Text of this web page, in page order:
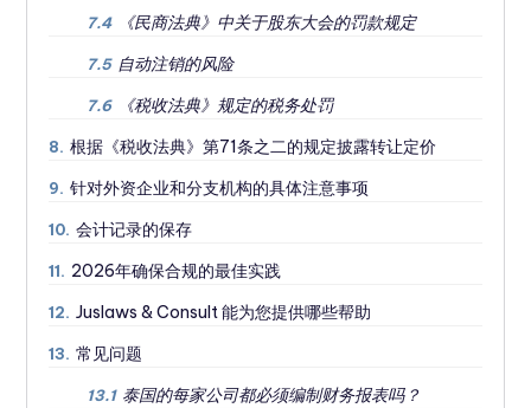
7.4 《民商法典》中关于股东大会的罚款规定
7.5 自动注销的风险
7.6 《税收法典》规定的税务处罚
8. 根据《税收法典》第71条之二的规定披露转让定价
9. 针对外资企业和分支机构的具体注意事项
10. 会计记录的保存
11. 2026年确保合规的最佳实践
12. Juslaws & Consult 能为您提供哪些帮助
13. 常见问题
13.1 泰国的每家公司都必须编制财务报表吗？